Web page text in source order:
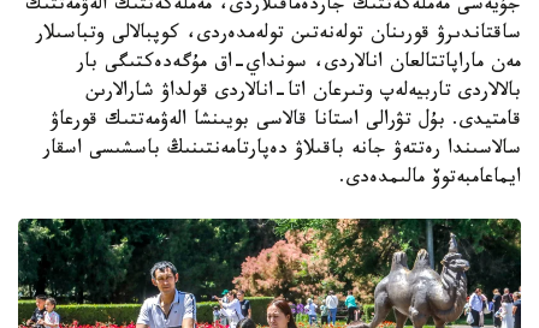
جۇيەسى مەملەكەتتىك جاردەماقىلاردى، مەملەكەتتىك الەۋمەتتىك
ساقتاندىرۋ قورىنان تولەنەتىن تولەمدەردى، كوپبالالى وتباسىلار
مەن ماراپاتتالعان انالاردى، سونداي-اق مۇگەدەكتىگى بار
بالالاردى تاربيەلەپ وتىرعان اتا-انالاردى قولداۋ شارالارىن
قامتيدى. بۇل تۋرالى استانا قالاسى بويىنشا الەۋمەتتىك قورعاۋ
سالاسىندا رەتتەۋ جانە باقىلاۋ دەپارتامەنتىنىڭ باسشىسى اسقار
ايماعامبەتوۆ مالىمدەدى.